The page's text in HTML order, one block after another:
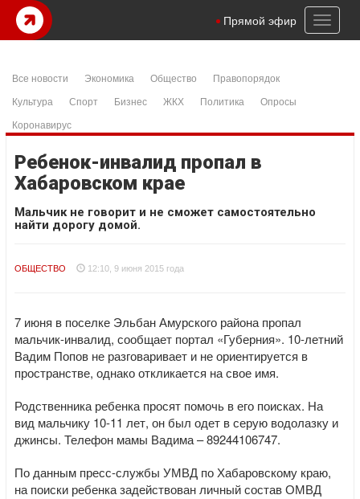
Toggle
Прямой эфир
Все новости Экономика Общество
Правопорядок
Культура
Спорт Бизнес ЖКХ Политика
Опросы
Коронавирус
Ребенок-инвалид пропал в
Хабаровском крае
Мальчик не говорит и не сможет самостоятельно
найти дорогу домой.
ОБЩЕСТВО 12:10, 9 июня 2015 года
7 июня в поселке Эльбан Амурского района пропал
мальчик-инвалид, сообщает портал «Губерния». 10-летний
Вадим Попов не разговаривает и не ориентируется в
пространстве, однако откликается на свое имя.
Родственника ребенка просят помочь в его поисках. На
вид мальчику 10-11 лет, он был одет в серую водолазку и
джинсы. Телефон мамы Вадима – 89244106747.
По данным пресс-службы УМВД по Хабаровскому краю,
на поиски ребенка задействован личный состав ОМВД